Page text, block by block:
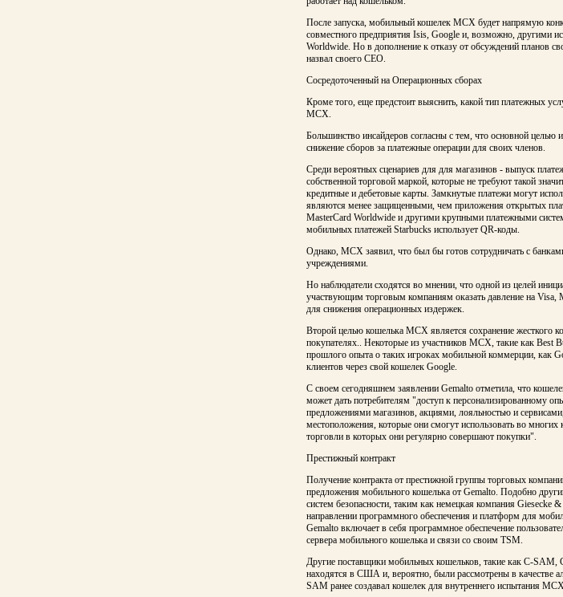
После запуска, мобильный кошелек MCX будет напрямую
совместного предприятия Isis, Google и, возможно, другими
Worldwide. Но в дополнение к отказу от обсуждений планов
назвал своего CEO.
Сосредоточенный на Операционных сборах
Кроме того, еще предстоит выяснить, какой тип платежных
MCX.
Большинство инсайдеров согласны с тем, что основной целью
снижение сборов за платежные операции для своих членов.
Среди вероятных сценариев для для магазинов - выпуск
собственной торговой маркой, которые не требуют такой
кредитные и дебетовые карты. Замкнутые платежи могут
являются менее защищенными, чем приложения открытых
MasterCard Worldwide и другими крупными платежными
мобильных платежей Starbucks использует QR-коды.
Однако, MCX заявил, что был бы готов сотрудничать с
учреждениями.
Но наблюдатели сходятся во мнении, что одной из целей
участвующим торговым компаниям оказать давление на Visa,
для снижения операционных издержек.
Второй целью кошелька MCX является сохранение жесткого
покупателях.. Некоторые из участников MCX, такие как Best
прошлого опыта о таких игроках мобильной коммерции, как
клиентов через свой кошелек Google.
С своем сегодняшнем заявлении Gemalto отметила, что
может дать потребителям "доступ к персонализированному
предложениями магазинов, акциями, лояльностью и
местоположения, которые они смогут использовать во
торговли в которых они регулярно совершают покупки".
Престижный контракт
Получение контракта от престижной группы торговых
предложения мобильного кошелька от Gemalto. Подобно
систем безопасности, таким как немецкая компания Giesecke
направлении программного обеспечения и платформ для
Gemalto включает в себя программное обеспечение
сервера мобильного кошелька и связи со своим TSM.
Другие поставщики мобильных кошельков, такие как C-SAM,
находятся в США и, вероятно, были рассмотрены в качестве
SAM ранее создавал кошелек для внутреннего испытания